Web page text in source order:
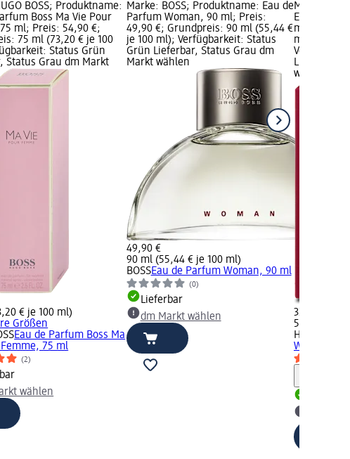
BOSS; Produktname:
Boss Ma Vie Pour
ml; Preis: 54,90 €;
75 ml (73,20 € je 100
Status Grün
Status Grau dm Markt
€ je 100 ml)
Größen
Eau de Parfum Boss Ma
75 ml
(2)
wählen
Marke: BOSS; Produktname: Eau de
Parfum Woman, 90 ml; Preis:
49,90 €; Grundpreis: 90 ml (55,44 €
je 100 ml); Verfügbarkeit: Status
Grün Lieferbar, Status Grau dm
Markt wählen
49,90 €
90 ml (55,44 € je 100 ml)
BOSSEau de Parfum Woman, 90 ml
(0)
Lieferbar
dm Markt wählen
Marke:
Eau de
ml; Preis:
ml (65,80 €
Lieferbar,
wählen
32,90 €
50 ml
HUGO BOSS
Woman, 50